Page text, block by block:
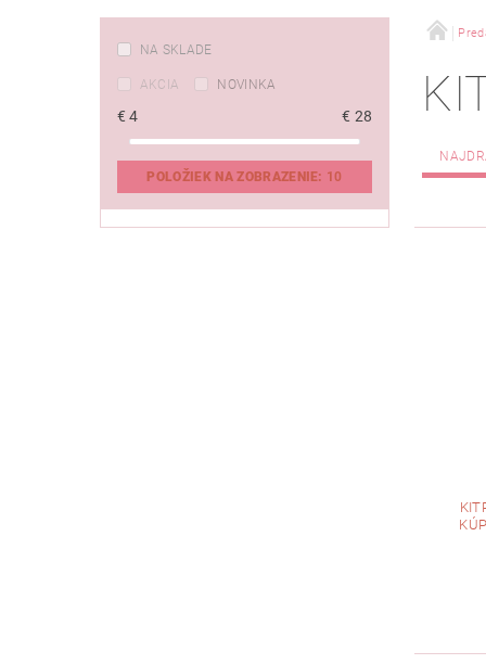
NA SKLADE
AKCIA NOVINKA
€4 € 28
POLOŽIEK NA ZOBRAZENIE: 10